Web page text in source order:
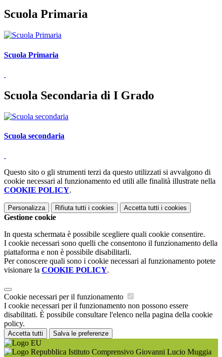
Scuola Primaria
Scuola Primaria
Scuola Secondaria di I Grado
Scuola secondaria
Questo sito o gli strumenti terzi da questo utilizzati si avvalgono di
cookie necessari al funzionamento ed utili alle finalità illustrate nella
COOKIE POLICY.
Personalizza Rifiuta tutti i cookies Accetta tutti i cookies
Gestione cookie
In questa schermata è possibile scegliere quali cookie consentire.
I cookie necessari sono quelli che consentono il funzionamento della
piattaforma e non è possibile disabilitarli.
Per conoscere quali sono i cookie necessari al funzionamento potete
visionare la COOKIE POLICY.
Cookie necessari per il funzionamento
I cookie necessari per il funzionamento non possono essere
disabilitati. È possibile consultare l'elenco nella pagina della cookie
policy.
Accetta tutti Salva le preferenze
Istituto Comprensivo Giovanni Lucio Muggia